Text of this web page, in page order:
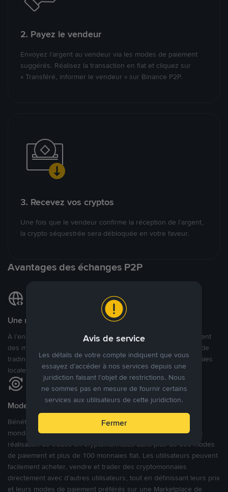
2. Payez le vendeur
Envoyez l’argent au vendeur via les modes de paiement
suggérés. Réalisez la transaction en fiat et cliquez sur
« Transféré, informer le vendeur » sur Binance P2P.
3. Recevez vos cryptos
Une fois que le vendeur confirme la réception de l’argent,
la crypto séquestrée sera débloquée en votre faveur.
Avantages des échanges P2P
Une marketplace locale et internationale
À l’encontre des nombreuses autres plateformes P2P qui ciblent
des marchés spécifiques, Binance P2P offre une expérience de
trading véritablement internationale grâce à plus de 70 monnaies
locales.
Modes de paiement flexibles
Bénéficiant de la confiance de millions d’utilisateurs dans le
monde, Binance P2P fournit une plateforme sécurisée pour la
réalisation de trades en cryptomonnaies dans plus de 800 modes
de paiement et plus de 100 monnaies fiat. Les utilisateurs peuvent
facilement acheter, vendre et trader des cryptomonnaies
directement avec d’autres utilisateurs, tout en définissant leurs prix
et leurs modes de paiement préférés sur une Marketplace de
Avis de service
Les détails de votre compte indiquent que vous
essayez d’accéder à nos services depuis une
juridiction faisant l’objet de restrictions. Nous
ne sommes pas en mesure de fournir certains
services aux utilisateurs de cette juridiction.
Fermer